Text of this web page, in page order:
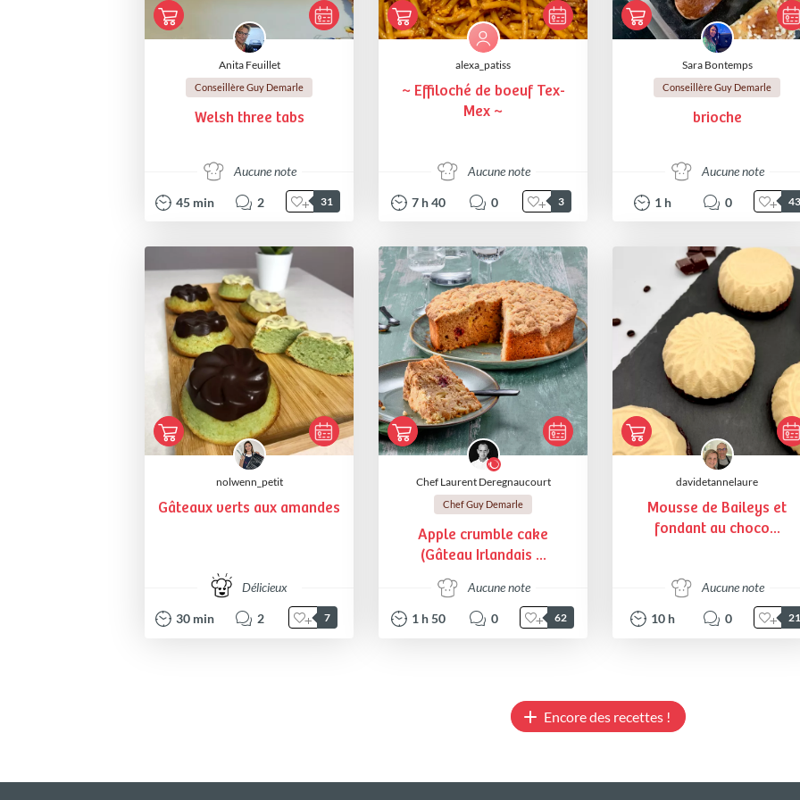
Anita Feuillet
Conseillère Guy Demarle
Welsh three tabs
Aucune note
45 min 2 31
alexa_patiss
~ Effiloché de boeuf Tex-
Mex ~
Aucune note
7 h40 0 3
Sara Bontemps
Conseillère Guy Demarle
brioche
Aucune note
1 h 0
nolwenn_petit
Gâteaux verts aux amandes
Délicieux
30 min 2 7
Chef Laurent Deregnaucourt
Chef Guy Demarle
Apple crumble cake
(Gâteau Irlandais ...
Aucune note
1 h50 0 62
davidetannelaure
Mousse de Baileys et
fondant au choco...
Aucune note
10 h 0
Encore des recettes !